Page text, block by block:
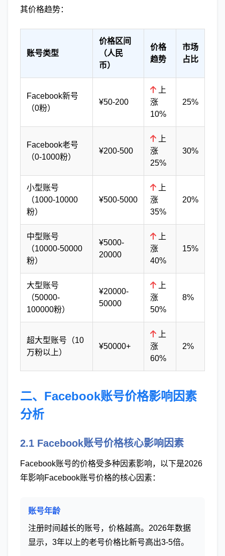
其价格趋势：
账号类型
价格区间
（人民
币）
价格
趋势
市场
占比
Facebook新号
（0粉）
¥50-200
上
涨
10%
25%
Facebook老号
（0-1000粉）
¥200-500
上
涨
25%
30%
小型账号
（1000-10000
粉）
¥500-5000
上
涨
35%
20%
中型账号
（10000-50000
粉）
¥5000-
20000
上
涨
40%
15%
大型账号
（50000-
100000粉）
¥20000-
50000
上
涨
50%
8%
超大型账号（10
万粉以上）
¥50000+
上
涨
60%
2%
二、Facebook账号价格影响因素
分析
2.1 Facebook账号价格核心影响因素
Facebook账号的价格受多种因素影响，以下是2026
年影响Facebook账号价格的核心因素：
账号年龄
注册时间越长的账号，价格越高。2026年数据
显示，3年以上的老号价格比新号高出3-5倍。